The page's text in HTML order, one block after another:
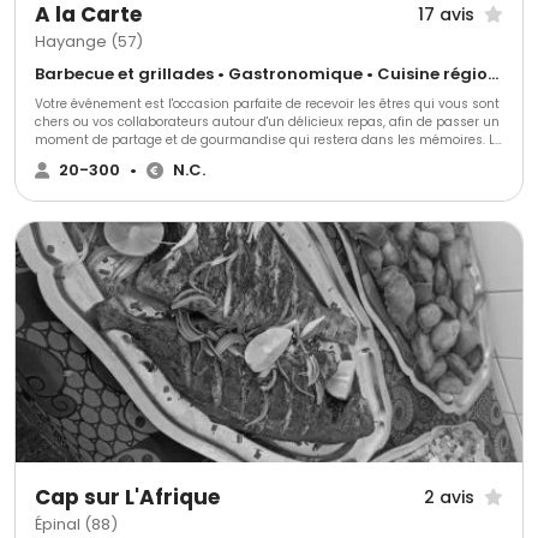
A la Carte 17 avis
Hayange (57)
Barbecue et grillades • Gastronomique • Cuisine régionale
Votre événement est l'occasion parfaite de recevoir les êtres qui vous sont
chers ou vos collaborateurs autour d'un délicieux repas, afin de passer un
moment de partage et de gourmandise qui restera dans les mémoires. Le
traiteur A La Carte préparera des plats dignes de vos plus hautes
attentes : sa cuisine mêlant fraîcheur et saveurs dans des plats originaux
20-300 • N.C.
Cap sur L'Afrique 2 avis
Épinal (88)